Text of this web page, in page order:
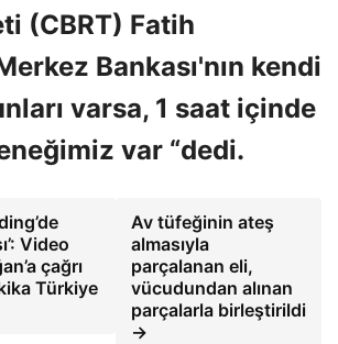
(CBRT) Fatih
Bankası'nın kendi
varsa, 1 saat içinde
var “dedi.
Video
çağrı
Türkiye
Av tüfeğinin ateş
almasıyla
parçalanan eli,
vücudundan alınan
parçalarla birleştirildi
→